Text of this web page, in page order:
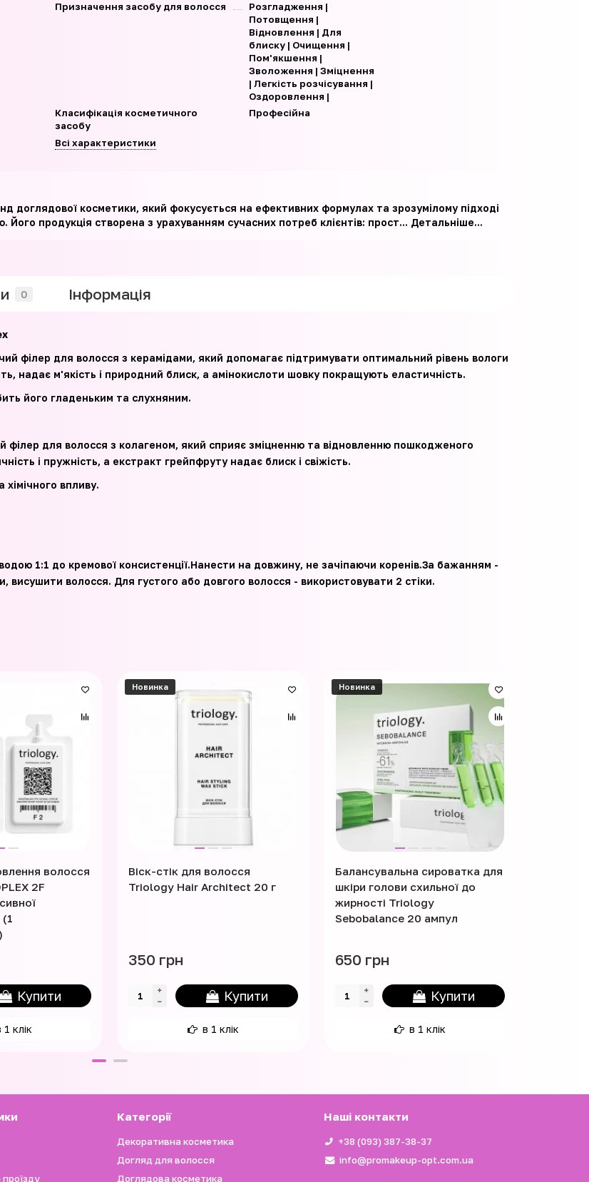
Призначення засобу для волосся
Розгладження |
Потовщення |
Відновлення | Для
блиску | Очищення |
Пом'якшення |
Зволоження | Зміцнення
| Легкість розчісування |
Оздоровлення |
Класифікація косметичного
засобу
Професійна
Всі характеристики
доглядової косметики, який фокусується на ефективних формулах та зрозумілому підході
продукція створена з урахуванням сучасних потреб клієнтів: прост... Детальніше...
0 Iнформація
філер для волосся з керамідами, який допомагає підтримувати оптимальний рівень вологи
надає м'якість і природний блиск, а амінокислоти шовку покращують еластичність.
його гладеньким та слухняним.
філер для волосся з колагеном, який сприяє зміцненню та відновленню пошкодженого
і пружність, а екстракт грейпфруту надає блиск і свіжість.
впливу.
1:1 до кремової консистенції.Нанести на довжину, не зачіпаючи коренів.За бажанням -
волосся. Для густого або довгого волосся - використовувати 2 стіки.
волосся
2F
(1
Купити
1 клік
Новинка
Віск-стік для волосся
Triology Hair Architect 20 г
350 грн
Купити
в 1 клік
Новинка
Балансувальна сироватка для
шкіри голови схильної до
жирності Triology
Sebobalance 20 ампул
650 грн
Купити
в 1 клік
Категорії
Декоративна косметика
Догляд для волосся
Доглядова косметика
Наші контакти
+38 (093) 387-38-37
info@promakeup-opt.com.ua